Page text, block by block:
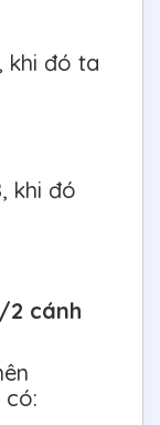
khi đó ta
khi đó
cánh
có: